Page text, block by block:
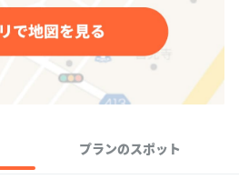
プランのスポット